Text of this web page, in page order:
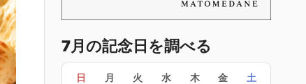
7月の記念日を調べる
日 月 火 水 木 金 土